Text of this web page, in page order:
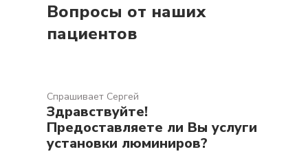
Вопросы от наших
пациентов
Спрашивает Сергей
Здравствуйте!
Предоставляете ли Вы услуги
установки люминиров?